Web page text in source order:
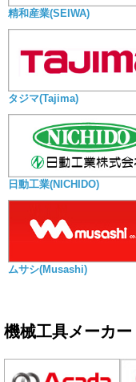
精和産業(SEIWA)
タジマ(Tajima)
日動工業(NICHIDO)
ムサシ(Musashi)
機械工具メーカー